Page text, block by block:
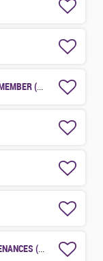
SYSTEM EXPLOITATION ENGINEER – SAP BC MEMBER (H/F/X)
PLANIFICATEUR INVESTISSEMENT ET MAINTENANCES (H/F/X)